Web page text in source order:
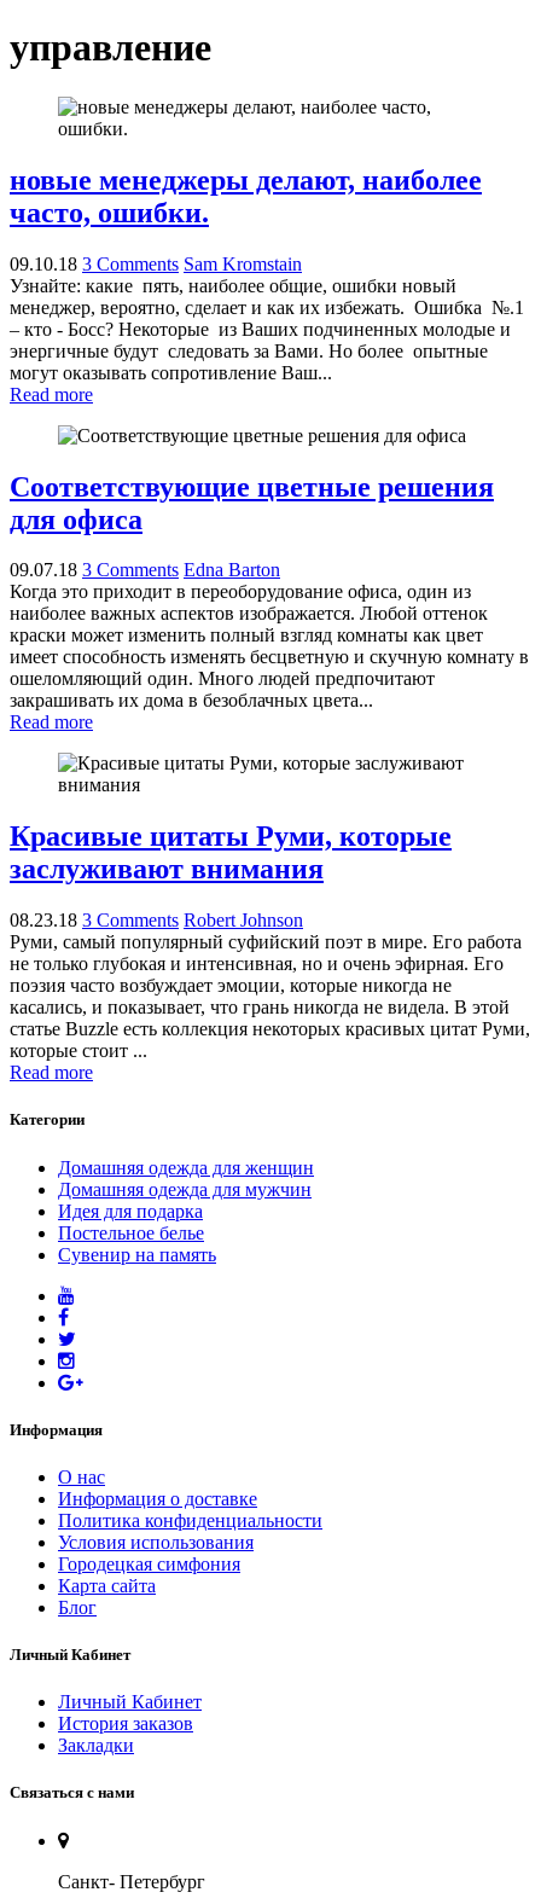
управление
новые менеджеры делают, наиболее
часто, ошибки.
09.10.18 3 Comments Sam Kromstain
Узнайте: какие пять, наиболее общие, ошибки новый
менеджер, вероятно, сделает и как их избежать. Ошибка №.1
– кто - Босс? Некоторые из Ваших подчиненных молодые и
энергичные будут следовать за Вами. Но более опытные
могут оказывать сопротивление Ваш...
Read more
Соответствующие цветные решения
для офиса
09.07.18 3 Comments Edna Barton
Когда это приходит в переоборудование офиса, один из
наиболее важных аспектов изображается. Любой оттенок
краски может изменить полный взгляд комнаты как цвет
имеет способность изменять бесцветную и скучную комнату в
ошеломляющий один. Много людей предпочитают
закрашивать их дома в безоблачных цвета...
Read more
Красивые цитаты Руми, которые
заслуживают внимания
08.23.18 3 Comments Robert Johnson
Руми, самый популярный суфийский поэт в мире. Его работа
не только глубокая и интенсивная, но и очень эфирная. Его
поэзия часто возбуждает эмоции, которые никогда не
касались, и показывает, что грань никогда не видела. В этой
статье Buzzle есть коллекция некоторых красивых цитат Руми,
которые стоит ...
Read more
Категории
Домашняя одежда для женщин
Домашняя одежда для мужчин
Идея для подарка
Постельное белье
Сувенир на память
Информация
O нас
Информация о доставке
Политика конфиденциальности
Условия использования
Городецкая симфония
Карта сайта
Блог
Личный Кабинет
Личный Кабинет
История заказов
Закладки
Связаться с нами
Санкт- Петербург